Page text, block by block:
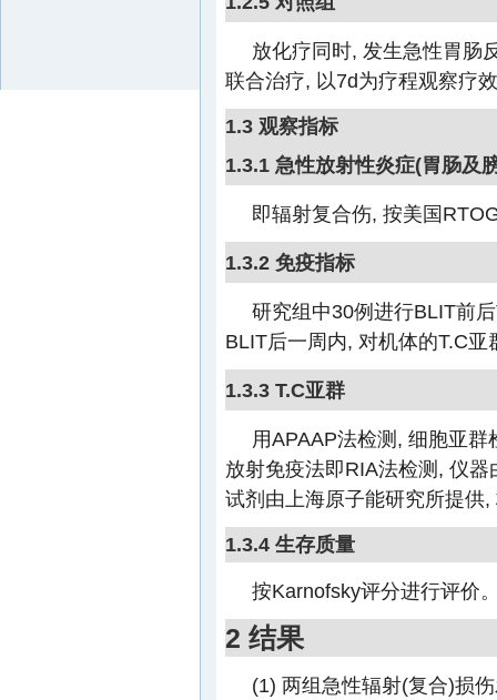
放化疗同时, 发生急性胃肠
联合治疗, 以7d为疗程观察疗
1.3 观察指标
1.3.1 急性放射性炎症(胃肠及
即辐射复合伤, 按美国
1.3.2 免疫指标
研究组中30例进行BLIT前
BLIT后一周内, 对机体的T.C
1.3.3 T.C亚群
用APAAP法检测, 细胞亚
放射免疫法即RIA法检测, 仪
试剂由上海原子能研究所提
1.3.4 生存质量
按Karnofsky评分进行评价
2 结果
(1) 两组急性辐射(复合)损